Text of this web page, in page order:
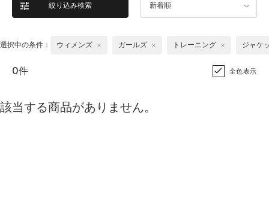
絞り込み検索 新着順
選択中の条件： ウィメンズ ガールズ トレーニング ジャケ
0件 全色表示
該当する商品がありません。